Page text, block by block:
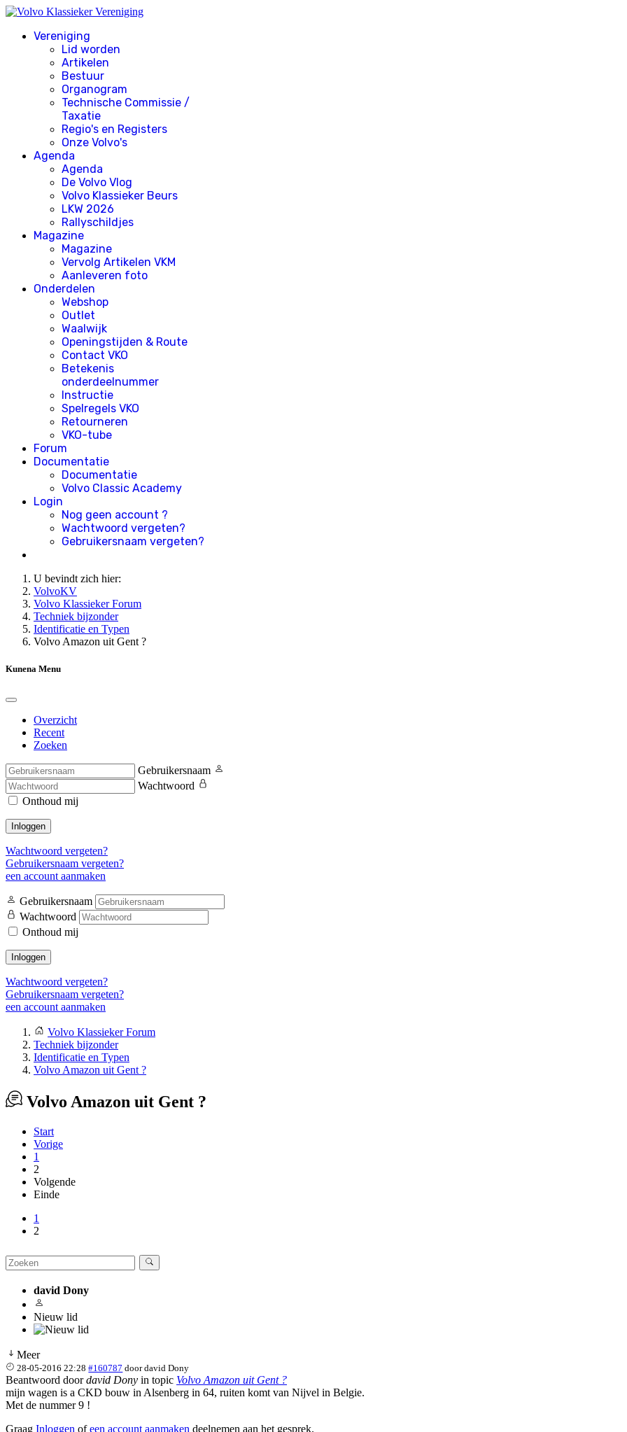
Vereniging
Lid worden
Artikelen
Bestuur
Organogram
Technische Commissie /
Taxatie
Regio's en Registers
Onze Volvo's
Agenda
Agenda
De Volvo Vlog
Volvo Klassieker Beurs
LKW 2026
Rallyschildjes
Magazine
Magazine
Vervolg Artikelen VKM
Aanleveren foto
Onderdelen
Webshop
Outlet
Waalwijk
Openingstijden & Route
Contact VKO
Betekenis
onderdeelnummer
Instructie
Spelregels VKO
Retourneren
VKO-tube
Forum
Documentatie
Documentatie
Volvo Classic Academy
Login
Nog geen account ?
Wachtwoord vergeten?
Gebruikersnaam vergeten?
U bevindt zich hier:
VolvoKV
Volvo Klassieker Forum
Techniek bijzonder
Identificatie en Typen
Volvo Amazon uit Gent ?
Kunena Menu
Overzicht
Recent
Zoeken
Gebruikersnaam
Wachtwoord
Onthoud mij
Inloggen
Wachtwoord vergeten?
Gebruikersnaam vergeten?
een account aanmaken
Gebruikersnaam
Wachtwoord
Onthoud mij
Inloggen
Wachtwoord vergeten?
Gebruikersnaam vergeten?
een account aanmaken
Volvo Klassieker Forum
Techniek bijzonder
Identificatie en Typen
Volvo Amazon uit Gent ?
Volvo Amazon uit Gent ?
Start
Vorige
1
2
Volgende
Einde
1
2
david Dony
Nieuw lid
Meer
28-05-2016 22:28 #160787 doordavid Dony
Beantwoord doordavid Dony in topic Volvo Amazon uit Gent ?
mijn wagen is a CKD bouw in Alsenberg in 64, ruiten komt van Nijvel in Belgie.
Met de nummer 9 !
Graag Inloggen ofeen account aanmaken deelnemen aan het gesprek.